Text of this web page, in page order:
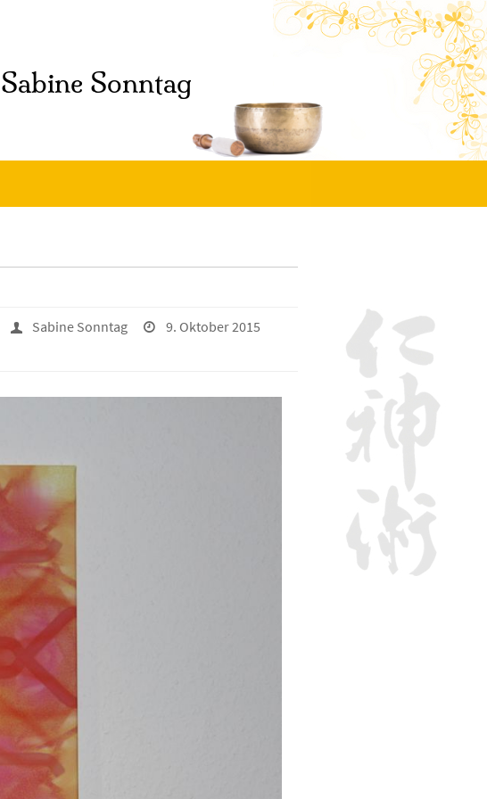
Sabine Sonntag 9. Oktober 2015